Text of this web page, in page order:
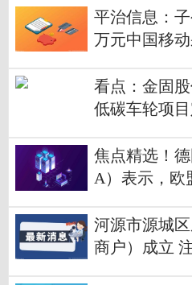
平治信息：
万元中国移
看点：金固
低碳车轮项
焦点精选！
A）表示，欧
位面临流失
临“严重的选
河源市源城
商户）成立